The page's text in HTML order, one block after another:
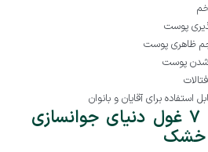
پوست
ظاهری پوست
شدن پوست
برای آقایان و بانوان
بررسی تخصصی ۷ غول دنیای جوانسازی
خشک